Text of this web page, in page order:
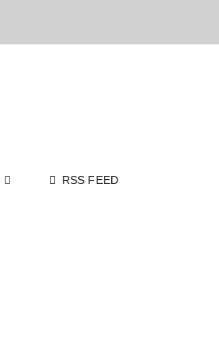
RSS FEED